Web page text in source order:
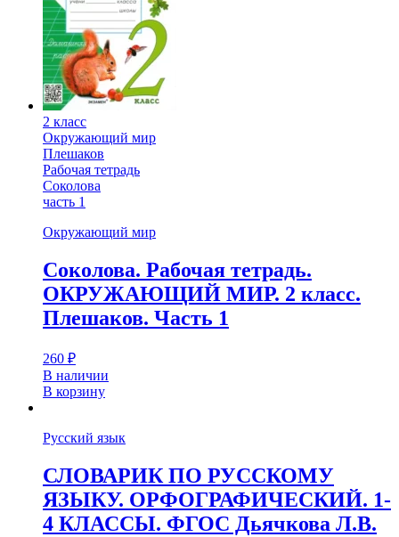
2 класс
Окружающий мир
Плешаков
Рабочая тетрадь
Соколова
часть 1
Окружающий мир
Соколова. Рабочая тетрадь.
ОКРУЖАЮЩИЙ МИР. 2 класс.
Плешаков. Часть 1
260 ₽
В наличии
В корзину
Русский язык
СЛОВАРИК ПО РУССКОМУ
ЯЗЫКУ. ОРФОГРАФИЧЕСКИЙ. 1-
4 КЛАССЫ. ФГОС Дьячкова Л.В.